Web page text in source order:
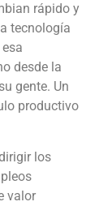
rápido y
tecnología
desde la
gente. Un
productivo
los
valor